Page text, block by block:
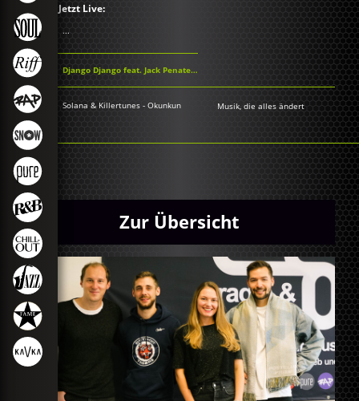
Jetzt Live:
...
Django Django feat. Jack Penate - No Time
Solana & Killertunes - Okunkun Musik, die alles ändert
Zur Übersicht